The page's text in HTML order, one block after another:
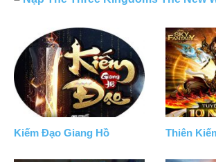
Kiếm Đạo Giang Hồ Thiên